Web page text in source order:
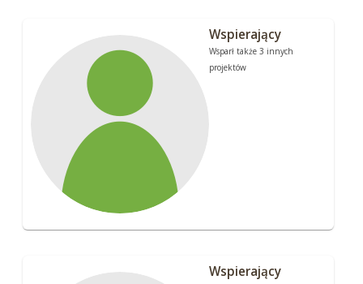
Wspierający
Wsparł także 3 innych
projektów
Wspierający